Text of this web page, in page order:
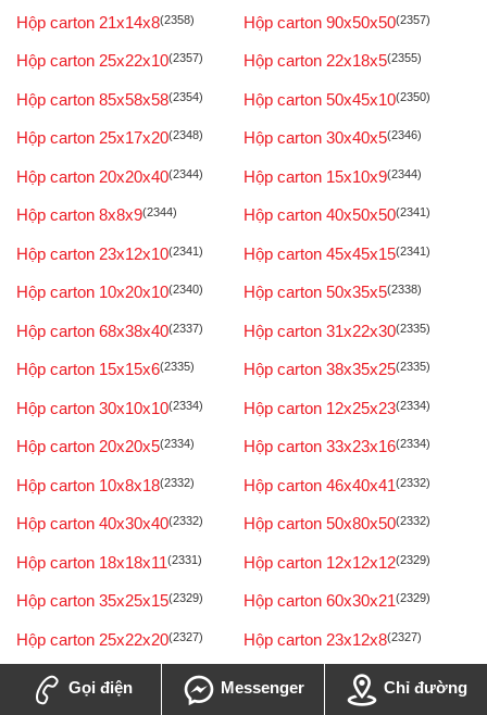
Hộp carton 21x14x8(2358) Hộp carton 90x50x50(2357)
Hộp carton 25x22x10(2357) Hộp carton 22x18x5(2355)
Hộp carton 85x58x58(2354) Hộp carton 50x45x10(2350)
Hộp carton 25x17x20(2348) Hộp carton 30x40x5(2346)
Hộp carton 20x20x40(2344) Hộp carton 15x10x9(2344)
Hộp carton 8x8x9(2344) Hộp carton 40x50x50(2341)
Hộp carton 23x12x10(2341) Hộp carton 45x45x15(2341)
Hộp carton 10x20x10(2340) Hộp carton 50x35x5(2338)
Hộp carton 68x38x40(2337) Hộp carton 31x22x30(2335)
Hộp carton 15x15x6(2335) Hộp carton 38x35x25(2335)
Hộp carton 30x10x10(2334) Hộp carton 12x25x23(2334)
Hộp carton 20x20x5(2334) Hộp carton 33x23x16(2334)
Hộp carton 10x8x18(2332) Hộp carton 46x40x41(2332)
Hộp carton 40x30x40(2332) Hộp carton 50x80x50(2332)
Hộp carton 18x18x11(2331) Hộp carton 12x12x12(2329)
Hộp carton 35x25x15(2329) Hộp carton 60x30x21(2329)
Hộp carton 25x22x20(2327) Hộp carton 23x12x8(2327)
Hộp carton 90x15x10 (2327) Hộp carton 100x80x7
Gọi điện Messenger Chỉ đường